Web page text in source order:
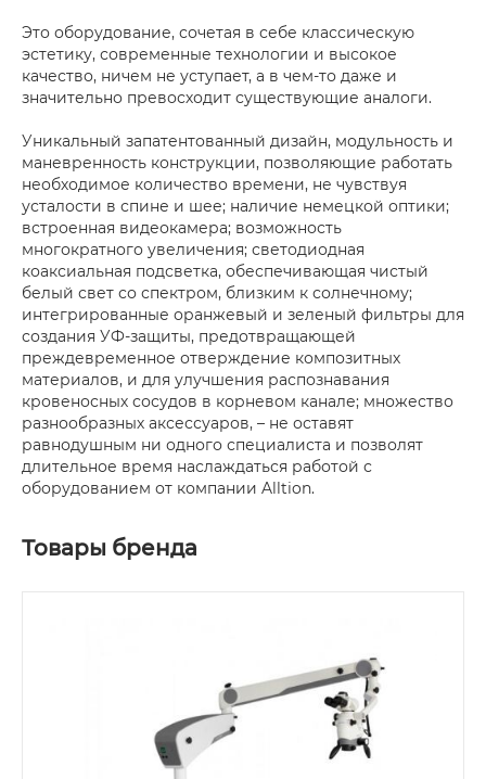
Это оборудование, сочетая в себе классическую
эстетику, современные технологии и высокое
качество, ничем не уступает, а в чем-то даже и
значительно превосходит существующие аналоги.
Уникальный запатентованный дизайн, модульность и
маневренность конструкции, позволяющие работать
необходимое количество времени, не чувствуя
усталости в спине и шее; наличие немецкой оптики;
встроенная видеокамера; возможность
многократного увеличения; светодиодная
коаксиальная подсветка, обеспечивающая чистый
белый свет со спектром, близким к солнечному;
интегрированные оранжевый и зеленый фильтры для
создания УФ-защиты, предотвращающей
преждевременное отверждение композитных
материалов, и для улучшения распознавания
кровеносных сосудов в корневом канале; множество
разнообразных аксессуаров, – не оставят
равнодушным ни одного специалиста и позволят
длительное время наслаждаться работой с
оборудованием от компании Alltion.
Товары бренда